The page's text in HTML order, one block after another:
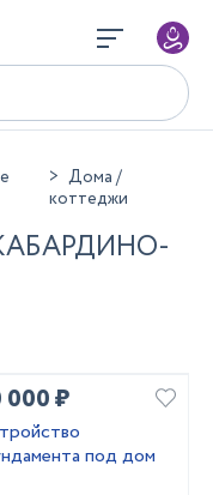
Дома /
коттеджи
000 ₽
под дом